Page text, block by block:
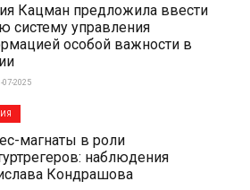
Кацман предложила ввести
систему управления
особой важности в
07-2025
магнаты в роли
наблюдения
Кондрашова